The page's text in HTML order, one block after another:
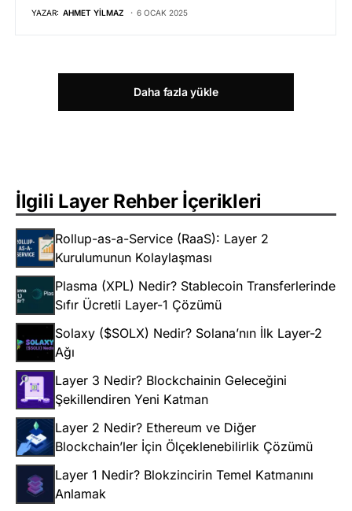
YAZAR: AHMET YILMAZ 6 OCAK 2025
Daha fazla yükle
İlgili Layer Rehber İçerikleri
Rollup-as-a-Service (RaaS): Layer 2
Kurulumunun Kolaylaşması
Plasma (XPL) Nedir? Stablecoin Transferlerinde
Sıfır Ücretli Layer-1 Çözümü
Solaxy ($SOLX) Nedir? Solana’nın İlk Layer-2
Ağı
Layer 3 Nedir? Blockchainin Geleceğini
Şekillendiren Yeni Katman
Layer 2 Nedir? Ethereum ve Diğer
Blockchain’ler İçin Ölçeklenebilirlik Çözümü
Layer 1 Nedir? Blokzincirin Temel Katmanını
Anlamak